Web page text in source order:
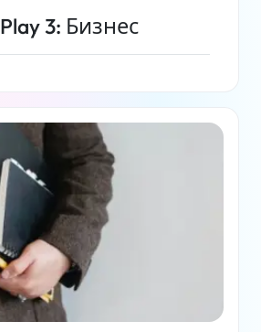
3: Бизнес
дальше